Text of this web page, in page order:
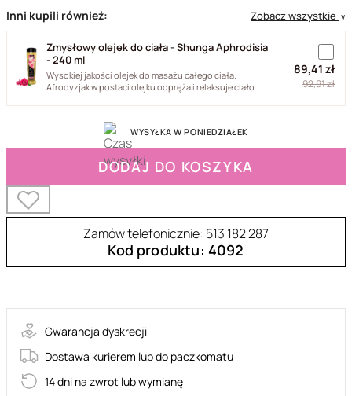
Inni kupili również: Zobacz wszystkie ∨
Zmysłowy olejek do ciała - Shunga Aphrodisia
- 240 ml
Wysokiej jakości olejek do masażu całego ciała.
Afrodyzjak w postaci olejku odpręża i relaksuje ciało.
89,41 zł
92,91 zł
WYSYŁKA W PONIEDZIAŁEK
DODAJ DO KOSZYKA
Zamów telefonicznie: 513 182 287
Kod produktu: 4092
Gwarancja dyskrecji
Dostawa kurierem lub do paczkomatu
14 dni na zwrot lub wymianę